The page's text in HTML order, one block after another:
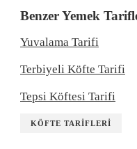
Benzer Yemek
Yuvalama Tarifi
Terbiyeli Köfte Tarifi
Tepsi Köftesi Tarifi
KÖFTE TARIFLERI